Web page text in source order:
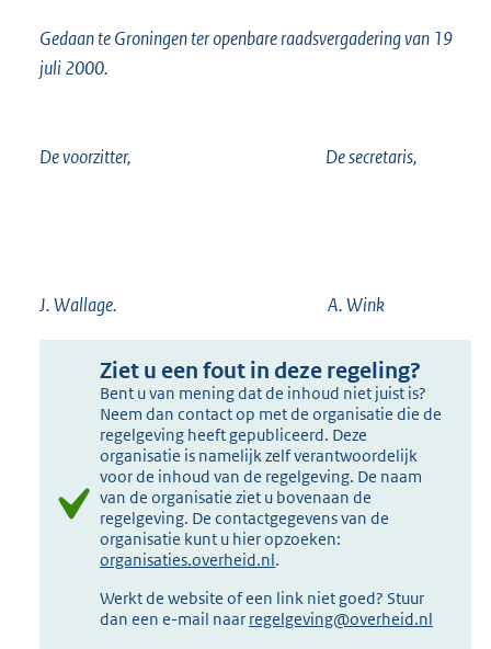
Gedaan te Groningen ter openbare raadsvergadering van 19
juli 2000.
De voorzitter, De secretaris,
J. Wallage. A. Wink
Ziet u een fout in deze regeling?
Bent u van mening dat de inhoud niet juist is?
Neem dan contact op met de organisatie die de
regelgeving heeft gepubliceerd. Deze
organisatie is namelijk zelf verantwoordelijk
voor de inhoud van de regelgeving. De naam
van de organisatie ziet u bovenaan de
regelgeving. De contactgegevens van de
organisatie kunt u hier opzoeken:
organisaties.overheid.nl.
Werkt de website of een link niet goed? Stuur
dan een e-mail naar regelgeving@overheid.nl